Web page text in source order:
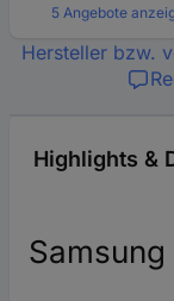
5 Angebote
Hersteller bzw.
Highlights &